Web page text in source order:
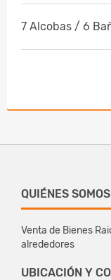
7 Alcobas / 6
QUIÉNES SOMOS
Venta de Bienes
alrededores
UBICACIÓN Y